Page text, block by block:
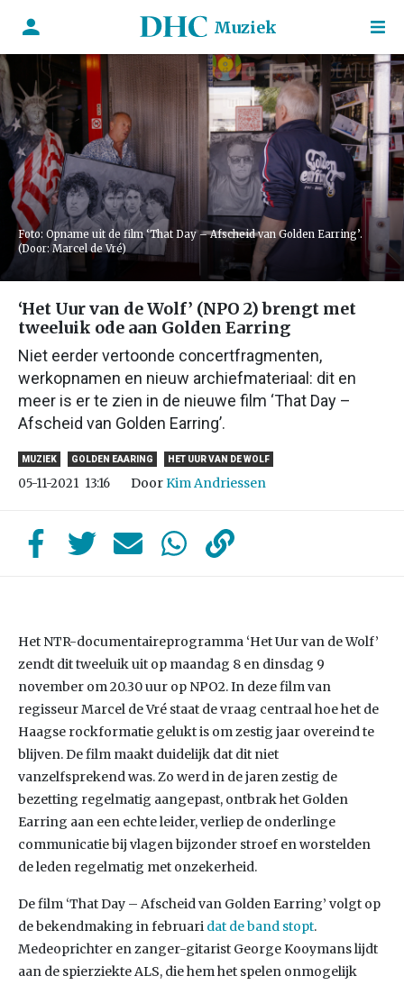
Muziek
Foto: Opname uit de film ‘That Day – Afscheid van Golden Earring’.
(Door: Marcel de Vré)
‘Het Uur van de Wolf’ (NPO 2) brengt met
tweeluik ode aan Golden Earring
Niet eerder vertoonde concertfragmenten,
werkopnamen en nieuw archiefmateriaal: dit en
meer is er te zien in de nieuwe film ‘That Day –
Afscheid van Golden Earring’.
MUZIEK GOLDEN EAARING HET UUR VAN DE WOLF
05-11-2021 13:16 DoorKim Andriessen
Het NTR-documentaireprogramma ‘Het Uur van de Wolf’
zendt dit tweeluik uit op maandag 8 en dinsdag 9
november om 20.30 uur op NPO2. In deze film van
regisseur Marcel de Vré staat de vraag centraal hoe het de
Haagse rockformatie gelukt is om zestig jaar overeind te
blijven. De film maakt duidelijk dat dit niet
vanzelfsprekend was. Zo werd in de jaren zestig de
bezetting regelmatig aangepast, ontbrak het Golden
Earring aan een echte leider, verliep de onderlinge
communicatie bij vlagen bijzonder stroef en worstelden
de leden regelmatig met onzekerheid.
De film ‘That Day – Afscheid van Golden Earring’ volgt op
de bekendmaking in februari dat de band stopt.
Medeoprichter en zanger-gitarist George Kooymans lijdt
aan de spierziekte ALS, die hem het spelen onmogelijk